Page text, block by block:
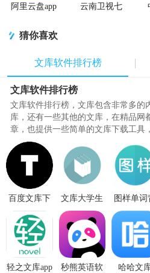
阿里云盘app
云南卫视七
猜你喜欢
文库软件排行榜
文库软件排行榜
文库软件排行榜，文库包含非常多的
库，还有一些其他的文库，在精品网
章，也提供一些简单的文库下载工具
面的文章内容，并且下载和缓..
百度文库下
载器1.3.0吾
爱破解版
文库大学生
版免费版1.1
安卓最新版
图样单词
单词软
4.6.8 安卓
机版
轻之文库app
秒熊英语软
哈哈文